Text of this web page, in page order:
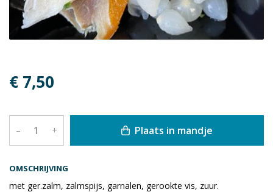
OMSCHRIJVING
met ger.zalm, zalmspijs, garnalen, gerookte vis, zuur.
€ 7,50
– + Plaats in mandje